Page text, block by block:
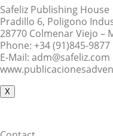
Safeliz Publishing House
Pradillo 6, Poligono
28770 Colmenar Viejo –
Phone: +34 (91)845-9877
E-Mail: adm@safeliz.com
X